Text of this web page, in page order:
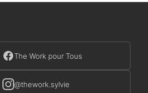
The Work pour Tous
@thework.sylvie